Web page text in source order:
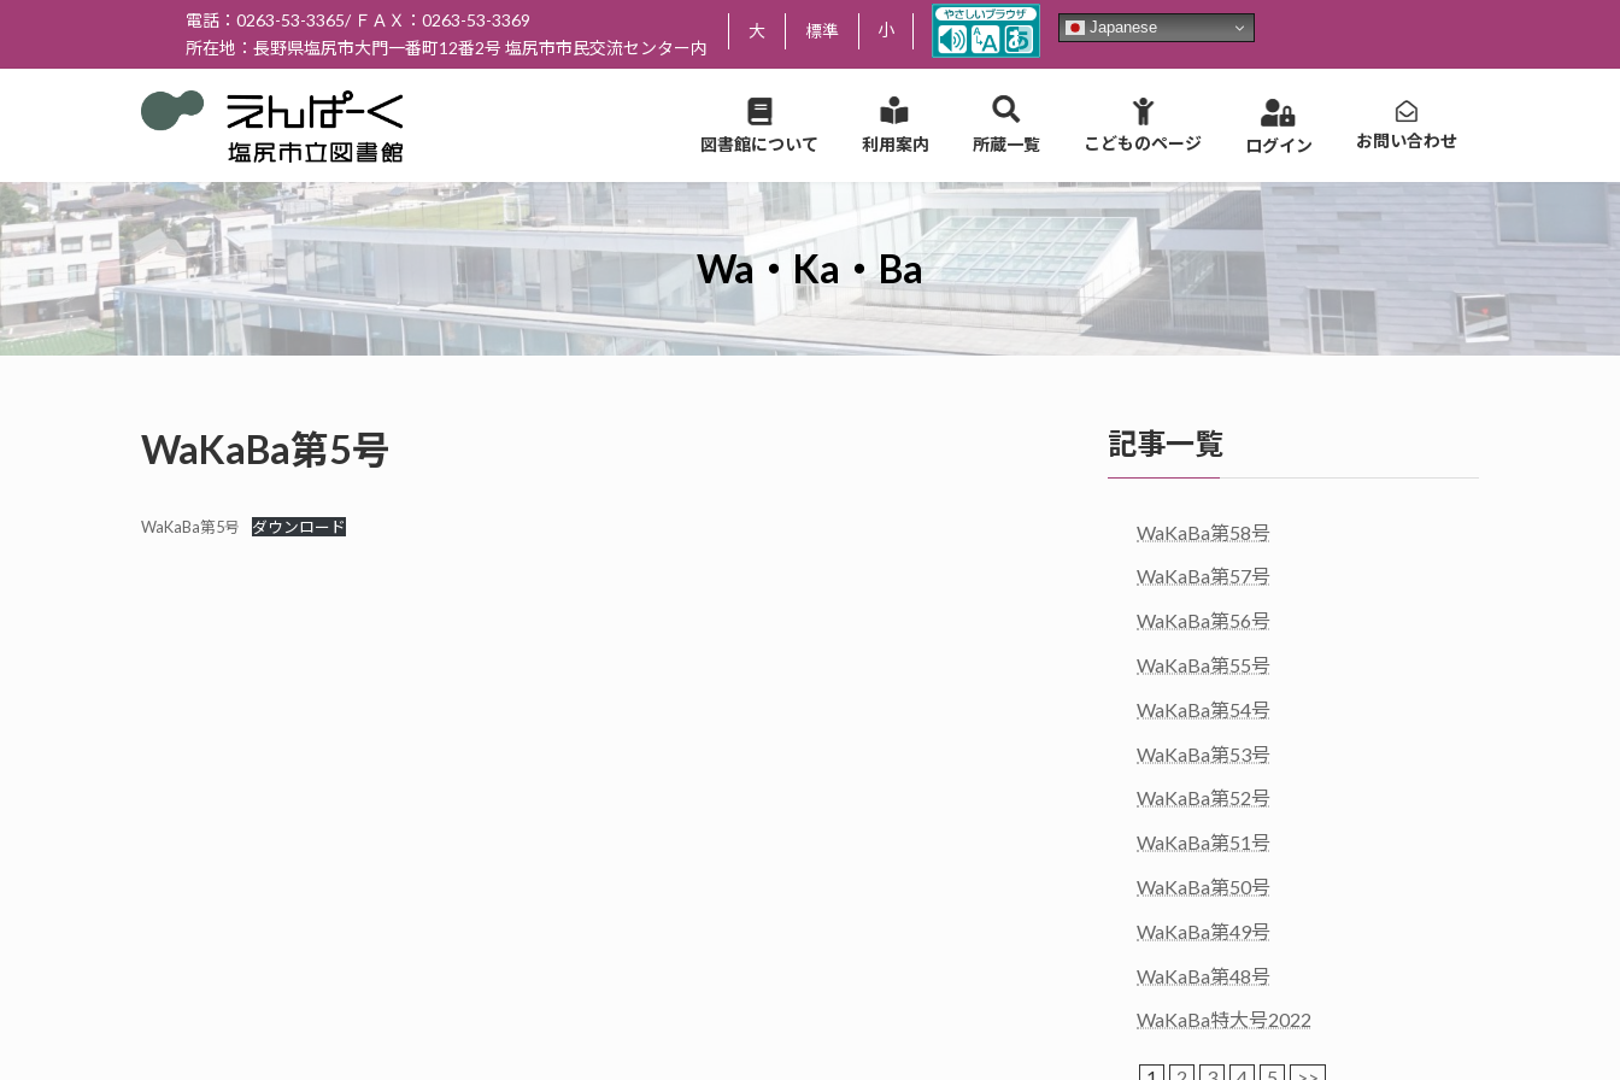
テ
ス
キ
ッ
ゲ
ン
に
移
電話：0263-53-3365/ ＦＡＸ：0263-53-3369
所在地：長野県塩尻市大門一番町12番2号 塩尻市市民交流センター内
大 標準 小 Japanese
図書館について 利用案内 所蔵一覧 こどものページ ログイン お問い合わせ
Wa・Ka・Ba
WaKaBa第5号
WaKaBa第5号 ダウンロード
記事一覧
WaKaBa第58号
WaKaBa第57号
WaKaBa第56号
WaKaBa第55号
WaKaBa第54号
WaKaBa第53号
WaKaBa第52号
WaKaBa第51号
WaKaBa第50号
WaKaBa第49号
WaKaBa第48号
WaKaBa特大号2022